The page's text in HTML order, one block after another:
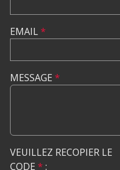
EMAIL*
MESSAGE *
VEUILLEZ RECOPIER LE
CODE * :